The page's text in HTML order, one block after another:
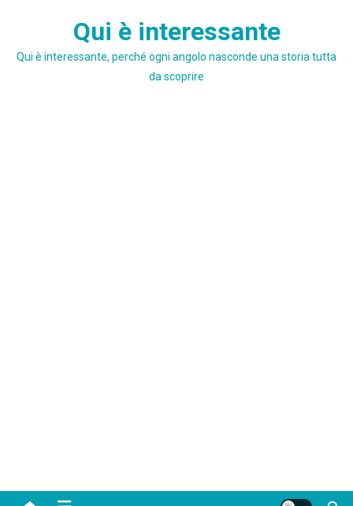
Qui è interessante
Qui è interessante, perché ogni angolo nasconde una storia tutta
da scoprire